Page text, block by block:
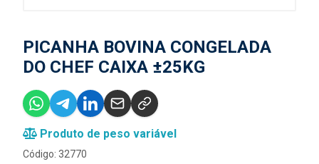
PICANHA BOVINA CONGELADA
DO CHEF CAIXA ±25KG
Produto de peso variável
Código: 32770